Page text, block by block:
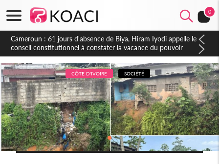
0
Côte d'Ivoire : Fin de la pagaille au PDCI-RDA, Lessiehi bannit
les mouvements sauvages
CÔTE D'IVOIRE SOCIÉTÉ